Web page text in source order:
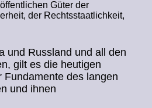
Güter der
der Rechtsstaatlichkeit,
und Russland und all den
gilt es die heutigen
Fundamente des langen
und ihnen